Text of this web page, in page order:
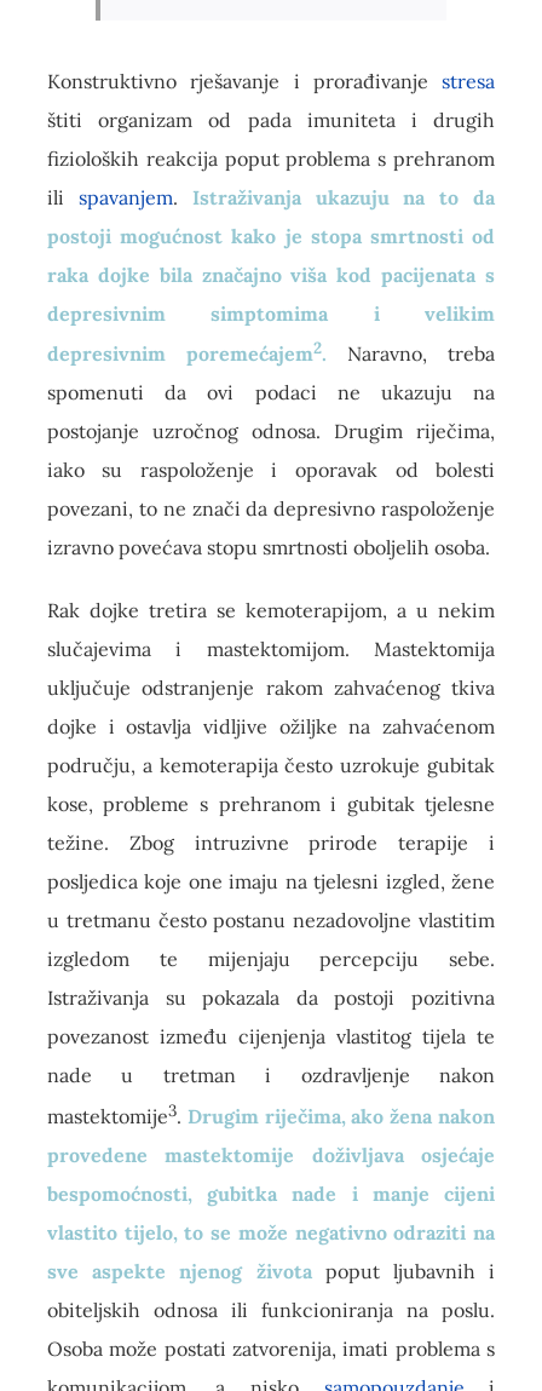
Konstruktivno rješavanje i prorađivanjestresa
štiti organizam od pada imuniteta i drugih
fizioloških reakcija poput problema s prehranom
ili spavanjem. Istraživanja ukazuju na to da
postoji mogućnost kako je stopa smrtnosti od
raka dojke bila značajno viša kod pacijenata s
depresivnim simptomima i velikim
depresivnim poremećajem2. Naravno, treba
spomenuti da ovi podaci ne ukazuju na
postojanje uzročnog odnosa. Drugim riječima,
iako su raspoloženje i oporavak od bolesti
povezani, to ne znači da depresivno raspoloženje
izravno povećava stopu smrtnosti oboljelih osoba.
Rak dojke tretira se kemoterapijom, a u nekim
slučajevima i mastektomijom. Mastektomija
uključuje odstranjenje rakom zahvaćenog tkiva
dojke i ostavlja vidljive ožiljke na zahvaćenom
području, a kemoterapija često uzrokuje gubitak
kose, probleme s prehranom i gubitak tjelesne
težine. Zbog intruzivne prirode terapije i
posljedica koje one imaju na tjelesni izgled, žene
u tretmanu često postanu nezadovoljne vlastitim
izgledom te mijenjaju percepciju sebe.
Istraživanja su pokazala da postoji pozitivna
povezanost između cijenjenja vlastitog tijela te
nade u tretman i ozdravljenje nakon
mastektomije3. Drugim riječima, ako žena nakon
provedene mastektomije doživljava osjećaje
bespomoćnosti, gubitka nade i manje cijeni
vlastito tijelo, to se može negativno odraziti na
sve aspekte njenog životapoput ljubavnih i
obiteljskih odnosa ili funkcioniranja na poslu.
Osoba može postati zatvorenija, imati problema s